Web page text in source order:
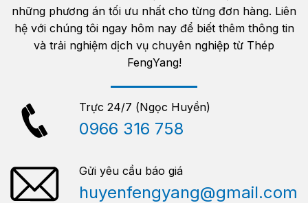
những phương án tối ưu nhất cho từng đơn hàng. Liên
hệ với chúng tôi ngay hôm nay để biết thêm thông tin
và trải nghiệm dịch vụ chuyên nghiệp từ Thép
FengYang!
Trực 24/7 (Ngọc Huyền)
0966 316 758
Gửi yêu cầu báo giá
huyenfengyang@gmail.com